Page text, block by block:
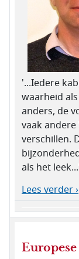
'...Iedere
waarheid
anders, de
vaak
verschillen.
als het
Lees verder ›